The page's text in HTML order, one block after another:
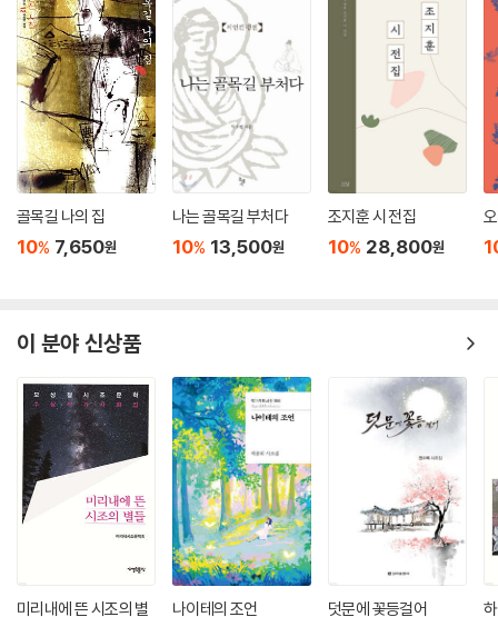
봄이 왔어도 화초는 수심에 잠겨 있고
내 마음엔 모든 일이 시들하기만 하다.
태양이 꽃가지 끝에 걸리고
앵무새가 버들가지 사이를 나는데도
나는 아직 이불을 덮고 누워 있다.
이처럼 유영은 언제나 정통 문학 밖으로 배척되었던 평범한 사람들의 연정
을 구어에 가까운 언어로 노래했다. 따라서 그의 작품들은 북송의 사회상
과 아울러 당시 새롭게 대두한 시민 계층의 생활 이상과 심미 취향을 반영
관념에 대한 도전이자 개척이라고 말할 수 있을 정도로 문학의 제재와 표
현의 측면에서 그 폭을 넓혔다.
골목길 나의 집
10% 7,650원
나는 골목길 부처다
10% 13,500원
조지훈 시 전집
10% 28,800원
이 분야 신상품
미리내에 뜬 시조의 별
나이테의 조언 덧문에 꽃등걸어